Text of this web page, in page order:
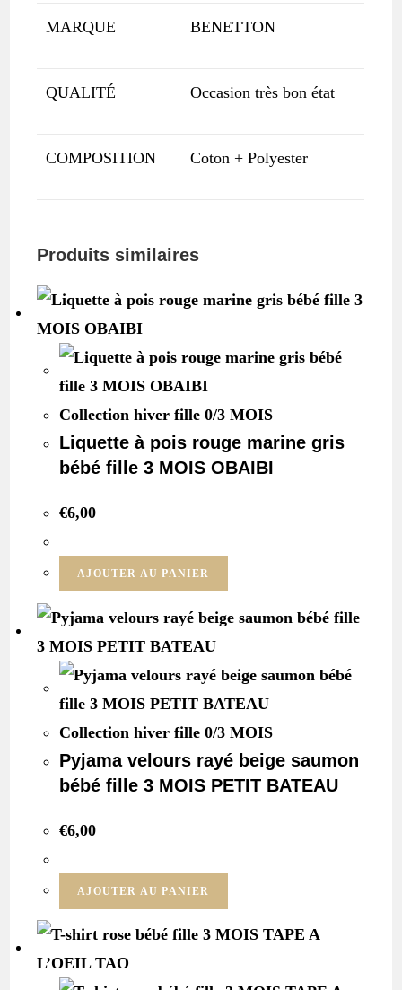
MARQUE BENETTON
QUALITÉ Occasion très bon état
COMPOSITION Coton + Polyester
Produits similaires
Collection hiver fille 0/3 MOIS
Liquette à pois rouge marine gris
bébé fille 3 MOIS OBAIBI
€6,00
AJOUTER AU PANIER
Collection hiver fille 0/3 MOIS
Pyjama velours rayé beige saumon
bébé fille 3 MOIS PETIT BATEAU
€6,00
AJOUTER AU PANIER